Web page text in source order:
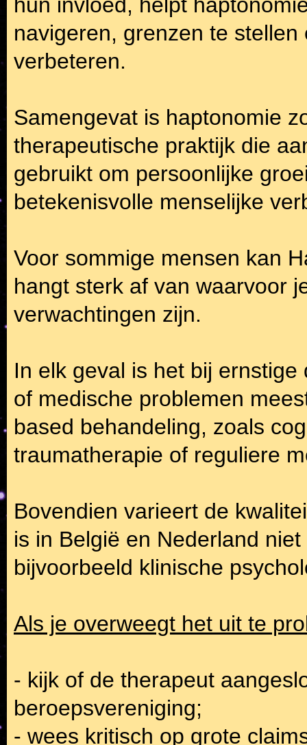
navigeren, grenzen te
verbeteren.
Samengevat is haptonomie
therapeutische praktijk die
gebruikt om persoonlijke
betekenisvolle menselijke
Voor sommige mensen kan
hangt sterk af van waarvoor
verwachtingen zijn.
In elk geval is het bij
of medische problemen
based behandeling, zoals
traumatherapie of reguliere
Bovendien varieert de
is in België en Nederland
bijvoorbeeld klinische
Als je overweegt het uit te
- kijk of de therapeut
beroepsvereniging;
- wees kritisch op grote